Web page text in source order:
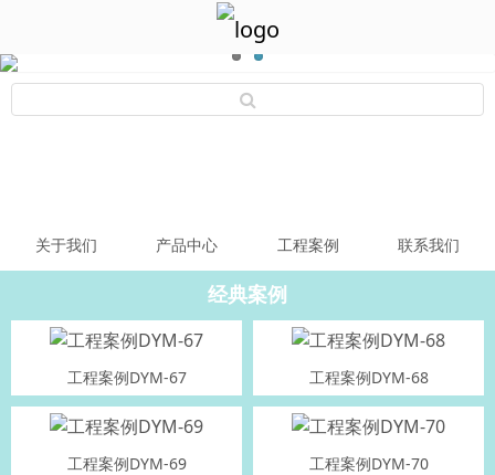
关于我们 产品中心 工程案例 联系我们
经典案例
工程案例DYM-67 工程案例DYM-68
工程案例DYM-69 工程案例DYM-70